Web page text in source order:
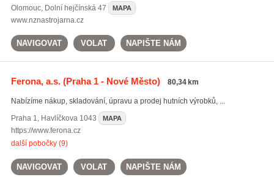
Olomouc, Dolní hejčínská 47 MAPA
www.nznastrojarna.cz
NAVIGOVAT VOLAT NAPIŠTE NÁM
Ferona, a.s.(Praha 1 - Nové Město) 80,34 km
Nabízíme nákup, skladování, úpravu a prodej hutních výrobků, ...
Praha 1, Havlíčkova 1043 MAPA
https://www.ferona.cz
další pobočky (9)
NAVIGOVAT VOLAT NAPIŠTE NÁM